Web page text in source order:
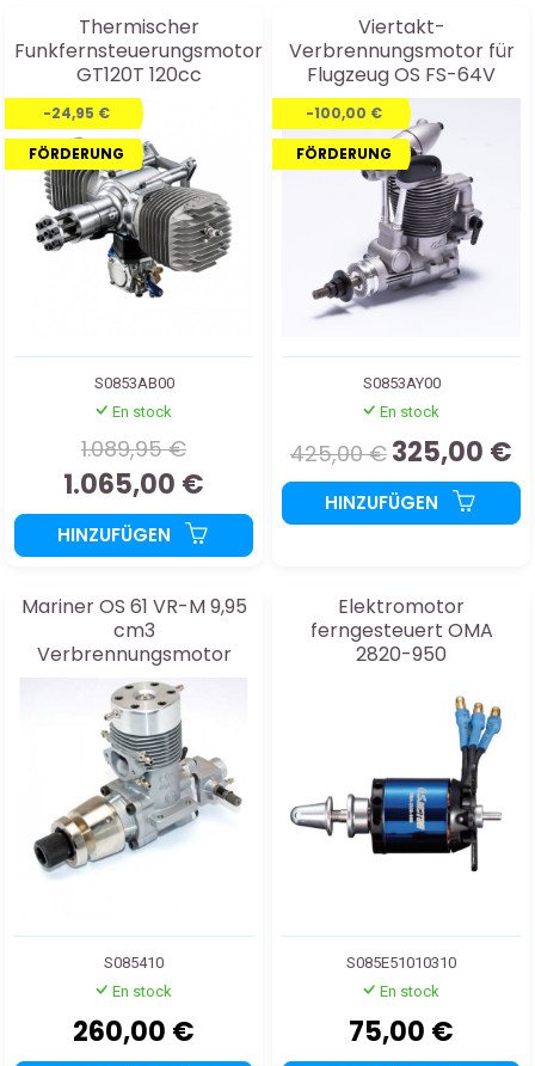
Thermischer
Funkfernsteuerungsmotor
GT120T 120cc
-24,95 €
FÖRDERUNG
S0853AB00
En stock
1.089,95 €
1.065,00 €
HINZUFÜGEN
Viertakt-
Verbrennungsmotor für
Flugzeug OS FS-64V
-100,00 €
FÖRDERUNG
S0853AY00
En stock
425,00 € 325,00 €
HINZUFÜGEN
Mariner OS 61 VR-M 9,95
cm3
Verbrennungsmotor
S085410
En stock
260,00 €
Elektromotor
ferngesteuert OMA
2820-950
S085E51010310
En stock
75,00 €